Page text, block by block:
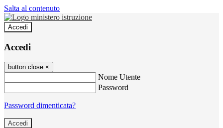
Salta al contenuto
Accedi
Accedi
button close ×
Nome Utente
Password
Password dimenticata?